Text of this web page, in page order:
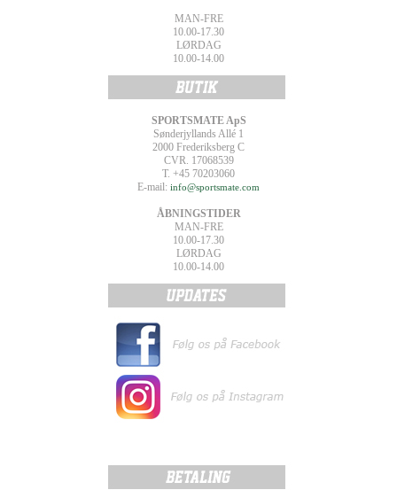
MAN-FRE
10.00-17.30
LØRDAG
10.00-14.00
SPORTSMATE ApS
Sønderjyllands Allé 1
2000 Frederiksberg C
CVR. 17068539
T. +45 70203060
E-mail: info@sportsmate.com
ÅBNINGSTIDER
MAN-FRE
10.00-17.30
LØRDAG
10.00-14.00